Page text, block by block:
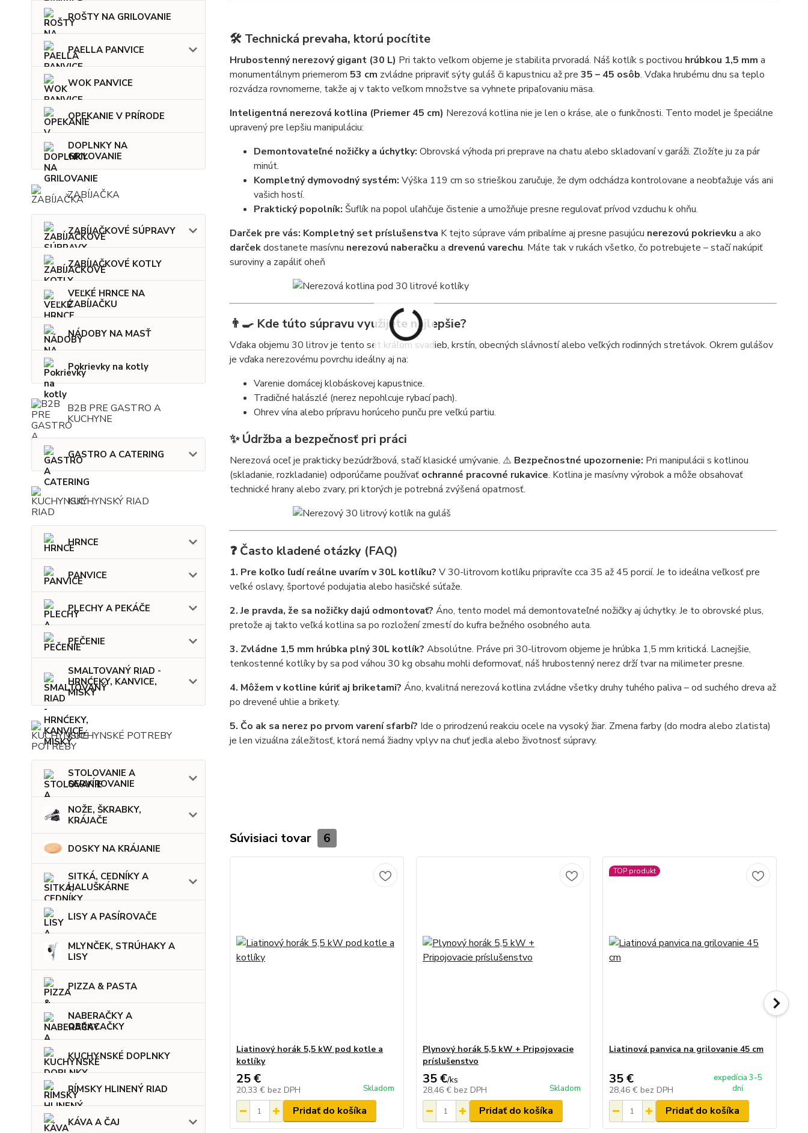
ROŠTY NA GRILOVANIE
PAELLA PANVICE
WOK PANVICE
OPEKANIE V PRÍRODE
DOPLNKY NA
GRILOVANIE
ZABÍJAČKA
ZABÍJAČKOVÉ SÚPRAVY
ZABÍJAČKOVÉ KOTLY
VEĽKÉ HRNCE NA
ZABÍJAČKU
NÁDOBY NA MASŤ
Pokrievky na kotly
B2B PRE GASTRO A
KUCHYNE
GASTRO A CATERING
KUCHYNSKÝ RIAD
HRNCE
PANVICE
PLECHY A PEKÁČE
PEČENIE
SMALTOVANÝ RIAD -
HRNĆEKY, KANVICE,
MISKY
KUCHYNSKÉ POTREBY
STOLOVANIE A
SERVÍROVANIE
NOŽE, ŠKRABKY,
KRÁJAČE
DOSKY NA KRÁJANIE
SITKÁ, CEDNÍKY A
HALUŠKÁRNE
LISY A PASÍROVAČE
MLYNČEK, STRÚHAKY A
LISY
PIZZA & PASTA
NABERAČKY A
OBRACAČKY
KUCHYNSKÉ DOPLNKY
RÍMSKY HLINENÝ RIAD
KÁVA A ČAJ
🛠️ Technická prevaha, ktorú pocítite
Hrubostenný nerezový gigant (30 L) Pri takto veľkom objeme je stabilita prvoradá. Náš kotlík s poctivou hrúbkou 1,5 mm a
monumentálnym priemerom 53 cm zvládne pripraviť sýty guláš či kapustnicu až pre 35 – 45 osôb. Vďaka hrubému dnu sa teplo
rozvádza rovnomerne, takže aj v takto veľkom množstve sa vyhnete pripaľovaniu mäsa.
Inteligentná nerezová kotlina (Priemer 45 cm) Nerezová kotlina nie je len o kráse, ale o funkčnosti. Tento model je špeciálne
upravený pre lepšiu manipuláciu:
Demontovateľné nožičky a úchytky: Obrovská výhoda pri preprave na chatu alebo skladovaní v garáži. Zložíte ju za pár
minút.
Kompletný dymovodný systém: Výška 119 cm so strieškou zaručuje, že dym odchádza kontrolovane a neobťažuje vás ani
vašich hostí.
Praktický popolník: Šuflík na popol uľahčuje čistenie a umožňuje presne regulovať prívod vzduchu k ohňu.
Darček pre vás: Kompletný set príslušenstva K tejto súprave vám pribalíme aj presne pasujúcu nerezovú pokrievku a ako
darčekdostanete masívnu nerezovú naberačku a drevenú varechu. Máte tak v rukách všetko, čo potrebujete – stačí nakúpiť
suroviny a zapáliť oheň
👨‍🍳 Kde túto súpravu využijete najlepšie?
Vďaka objemu 30 litrov je tento set kráľom svadieb, krstín, obecných slávností alebo veľkých rodinných stretávok. Okrem gulášov
je vďaka nerezovému povrchu ideálny aj na:
Varenie domácej klobáskovej kapustnice.
Tradičné halászlé (nerez nepohlcuje rybací pach).
Ohrev vína alebo prípravu horúceho punču pre veľkú partiu.
✨ Údržba a bezpečnosť pri práci
Nerezová oceľ je prakticky bezúdržbová, stačí klasické umývanie. ⚠️ Bezpečnostné upozornenie: Pri manipulácii s kotlinou
(skladanie, rozkladanie) odporúčame používať ochranné pracovné rukavice. Kotlina je masívny výrobok a môže obsahovať
technické hrany alebo zvary, pri ktorých je potrebná zvýšená opatrnosť.
❓ Často kladené otázky (FAQ)
1. Pre koľko ľudí reálne uvarím v 30L kotlíku? V 30-litrovom kotlíku pripravíte cca 35 až 45 porcií. Je to ideálna veľkosť pre
veľké oslavy, športové podujatia alebo hasičské súťaže.
2. Je pravda, že sa nožičky dajú odmontovať? Áno, tento model má demontovateľné nožičky aj úchytky. Je to obrovské plus,
pretože aj takto veľká kotlina sa po rozložení zmestí do kufra bežného osobného auta.
3. Zvládne 1,5 mm hrúbka plný 30L kotlík? Absolútne. Práve pri 30-litrovom objeme je hrúbka 1,5 mm kritická. Lacnejšie,
tenkostenné kotlíky by sa pod váhou 30 kg obsahu mohli deformovať, náš hrubostenný nerez drží tvar na milimeter presne.
4. Môžem v kotline kúriť aj briketami? Áno, kvalitná nerezová kotlina zvládne všetky druhy tuhého paliva – od suchého dreva až
po drevené uhlie a brikety.
5. Čo ak sa nerez po prvom varení sfarbí? Ide o prirodzenú reakciu ocele na vysoký žiar. Zmena farby (do modra alebo zlatista)
je len vizuálna záležitosť, ktorá nemá žiadny vplyv na chuť jedla alebo životnosť súpravy.
Súvisiaci tovar 6
Liatinový horák 5,5 kW pod kotle a
kotlíky
25 €
20,33 € bez DPH Skladom
Pridať do košíka
Plynový horák 5,5 kW + Pripojovacie
príslušenstvo
35 €/ks
28,46 € bez DPH Skladom
Pridať do košíka
TOP produkt
Liatinová panvica na grilovanie 45 cm
35 €
28,46 € bez DPH
expedícia 3-5
dní
Pridať do košíka